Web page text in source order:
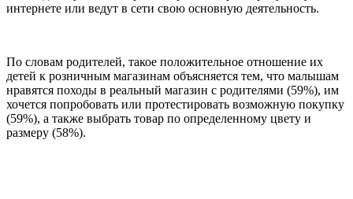
интернете или ведут в сети свою основную деятельность.
По словам родителей, такое положительное отношение их
детей к розничным магазинам объясняется тем, что малышам
нравятся походы в реальный магазин с родителями (59%), им
хочется попробовать или протестировать возможную покупку
(59%), а также выбрать товар по определенному цвету и
размеру (58%).